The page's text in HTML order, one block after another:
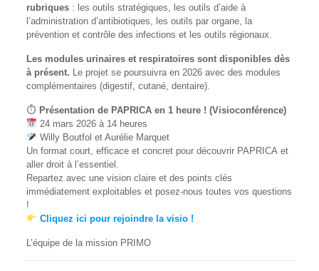
rubriques: les outils stratégiques, les outils d’aide à
l’administration d’antibiotiques, les outils par organe, la
prévention et contrôle des infections et les outils régionaux.
Les modules urinaires et respiratoires sont disponibles dès
à présent. Le projet se poursuivra en 2026 avec des modules
complémentaires (digestif, cutané, dentaire).
⏱ Présentation de PAPRICAen 1 heure ! (Visioconférence)
24 mars 2026 à 14 heures
Willy Boutfol et Aurélie Marquet
Un format court, efficace et concret pour découvrir PAPRICA et
aller droit à l’essentiel.
Repartez avec une vision claire et des points clés
immédiatement exploitables et posez-nous toutes vos questions
!
Cliquez ici pour rejoindre la visio !
L’équipe de la mission PRIMO